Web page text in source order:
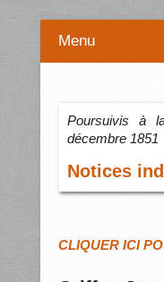
Menu
Poursuivis à
décembre 1851
Notices
CLIQUER ICI